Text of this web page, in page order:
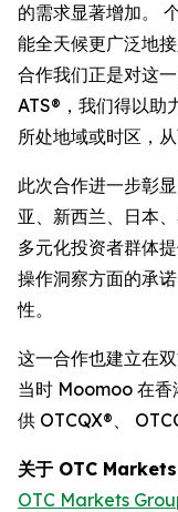
的需求显著增加。
能全天候更广泛地
合作我们正是对这
ATS®，我们得以助
所处地域或时区，
此次合作进一步彰
亚、新西兰、日本
多元化投资者群体
操作洞察方面的承
性。
这一合作也建立在
当时 Moomoo 在香
供 OTCQX®、
关于 OTC
OTC Markets